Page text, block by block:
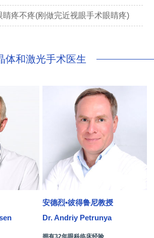
睛疼不疼(刚做完近视眼手术眼睛疼)
体和激光手术医生
安德烈•彼得鲁尼教授
Dr. Andriy Petrunya
拥有32年眼科临床经验